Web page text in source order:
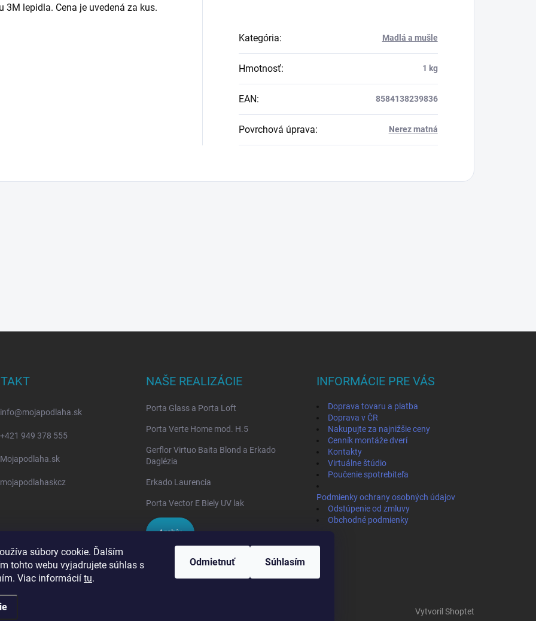
súbory cookie. Ďalším
tohto webu vyjadrujete súhlas s
Viac informácií tu.
Odmietnuť Súhlasím
lepidla. Cena je uvedená za kus.
Kategória: Madlá a mušle
Hmotnosť: 1 kg
EAN: 8584138239836
Povrchová úprava: Nerez matná
info@mojapodlaha.sk
+421 949 378 555
Mojapodlaha.sk
mojapodlahaskcz
NAŠE REALIZÁCIE
Porta Glass a Porta Loft
Porta Verte Home mod. H.5
Gerflor Virtuo Baita Blond a Erkado
Daglézia
Erkado Laurencia
Porta Vector E Biely UV lak
Archív
INFORMÁCIE PRE VÁS
Doprava tovaru a platba
Doprava v ČR
Nakupujte za najnižšie ceny
Cenník montáže dverí
Kontakty
Virtuálne štúdio
Poučenie spotrebiteľa
Podmienky ochrany osobných údajov
Odstúpenie od zmluvy
Obchodné podmienky
IVPA-OKNA - zmluvný partner
Vytvoril Shoptet